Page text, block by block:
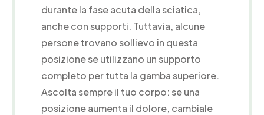
durante la fase acuta della sciatica,
anche con supporti. Tuttavia, alcune
persone trovano sollievo in questa
posizione se utilizzano un supporto
completo per tutta la gamba superiore.
Ascolta sempre il tuo corpo: se una
posizione aumenta il dolore, cambiale